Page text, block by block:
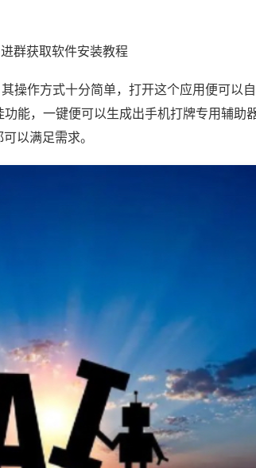
群获取软件安装教程
操作方式十分简单，打开这个应用便可以
能，一键便可以生成出手机打牌专用辅助
以满足需求。